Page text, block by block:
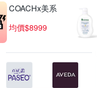
COACHx美系
均價$8999